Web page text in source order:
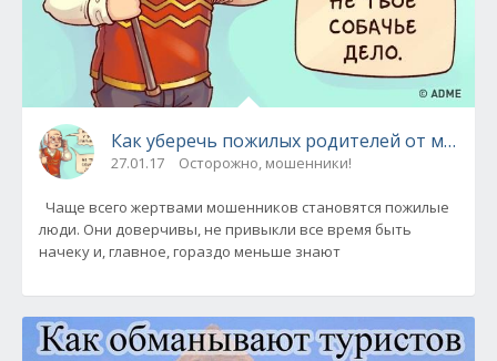
Как уберечь пожилых родителей от
27.01.17 Осторожно, мошенники!
Чаще всего жертвами мошенников становятся пожилые
люди. Они доверчивы, не привыкли все время быть
начеку и, главное, гораздо меньше знают